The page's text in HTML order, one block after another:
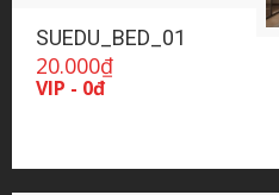
SUEDU_BED_01
20.000₫
VIP - 0đ